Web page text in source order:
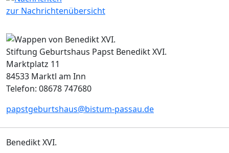
zur Nachrichtenübersicht
Stiftung Geburtshaus Papst Benedikt XVI.
Marktplatz 11
84533 Marktl am Inn
Telefon: 08678 747680
papstgeburtshaus@bistum-passau.de
Benedikt XVI.